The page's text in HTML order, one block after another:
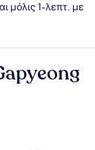
μόλις 1-λεπτ. με